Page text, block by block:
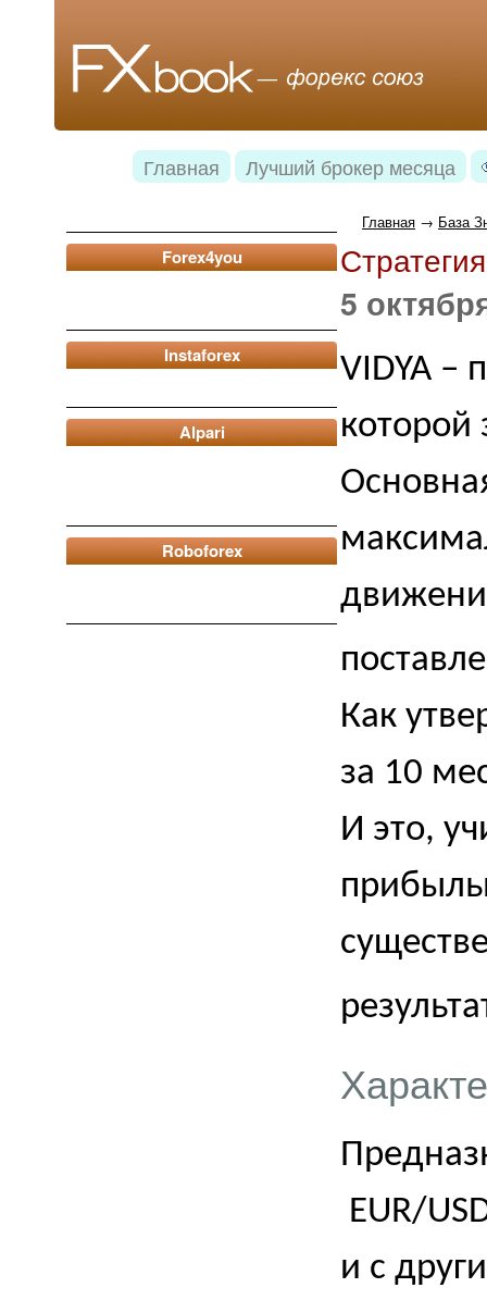
Главная Лучший брокер месяца
Forex4you
Instaforex
Alpari
Roboforex
Главная → База
5
VIDYA –
которой
Как
за 10
И это,
EUR/
и с